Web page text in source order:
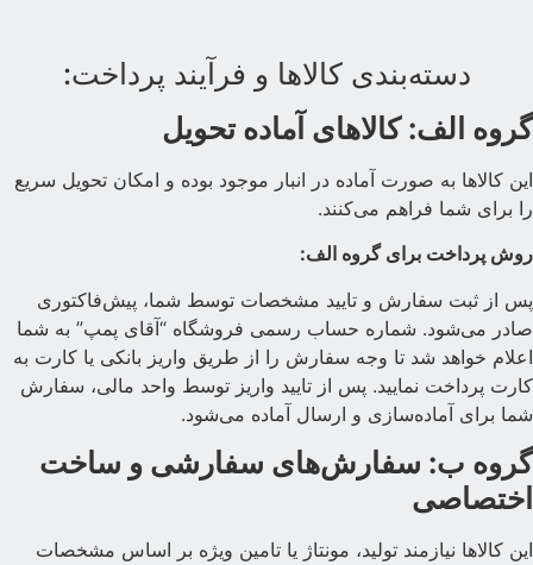
دسته‌بندی کالاها و فرآیند پرداخت:
گروه الف: کالاهای آماده تحویل
این کالاها به صورت آماده در انبار موجود بوده و امکان تحویل سریع
را برای شما فراهم می‌کنند.
روش پرداخت برای گروه الف:
پس از ثبت سفارش و تایید مشخصات توسط شما، پیش‌فاکتوری
صادر می‌شود. شماره حساب رسمی فروشگاه “آقای پمپ” به شما
اعلام خواهد شد تا وجه سفارش را از طریق واریز بانکی یا کارت به
کارت پرداخت نمایید. پس از تایید واریز توسط واحد مالی، سفارش
شما برای آماده‌سازی و ارسال آماده می‌شود.
گروه ب: سفارش‌های سفارشی و ساخت
اختصاصی
این کالاها نیازمند تولید، مونتاژ یا تامین ویژه بر اساس مشخصات